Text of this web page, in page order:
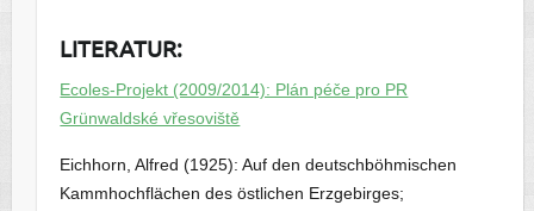
LITERATUR:
Ecoles-Projekt (2009/2014): Plán péče pro PR
Grünwaldské vřesoviště
Eichhorn, Alfred (1925): Auf den deutschböhmischen
Kammhochflächen des östlichen Erzgebirges;